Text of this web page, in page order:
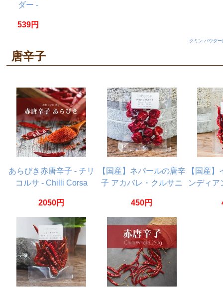
ダー -
Powder
539円
クミン パウダ
唐辛子
あらびき赤唐辛子 - チリ
コルサ - Chilli Corsa
2050円
【国産】ネパールの唐辛
子 アカバレ・クルサニ
450円
【国産
ンディア